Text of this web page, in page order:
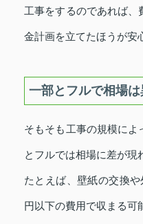
工事をするのであれば、
金計画を立てたほうが安
一部とフルで相場は
そもそも工事の規模によ
とフルでは相場に差が現
たとえば、壁紙の交換
円以下の費用で収まる可